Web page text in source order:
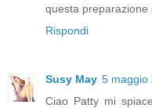
questa preparazione
Rispondi
Susy May 5 maggio
Ciao Patty mi